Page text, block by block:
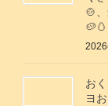
🍲
お
ヨ